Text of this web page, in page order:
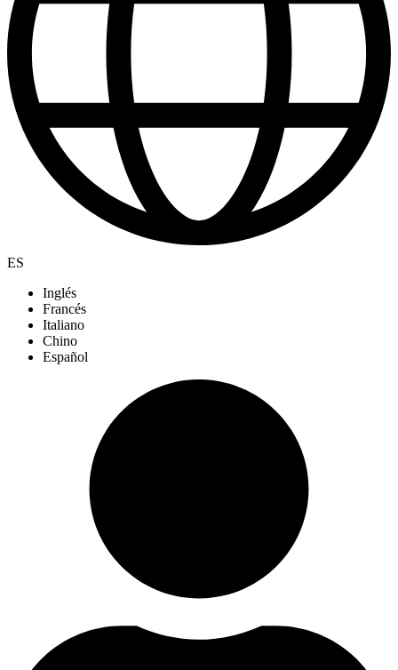
ES
Inglés
Francés
Italiano
Chino
Español